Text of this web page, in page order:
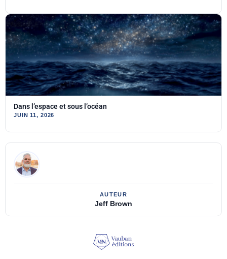
Dans l’espace et sous l’océan
JUIN 11, 2026
Jeff Brown